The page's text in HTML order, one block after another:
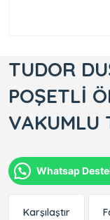
TUDOR
POŞETLİ
VAKUMLU
Whatsap
Karşılaştır